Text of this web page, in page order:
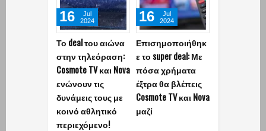
Το deal του αιώνα
στην τηλεόραση:
Cosmote TV και Nova
ενώνουν τις
δυνάμεις τους με
κοινό αθλητικό
περιεχόμενο!
16
Jul
2024
Επισημοποιήθηκ
ε το super deal: Με
πόσα χρήματα
έξτρα θα βλέπεις
Cosmote TV και Nova
μαζί
16
Jul
2024